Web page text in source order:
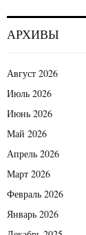
АРХИВЫ
Август 2026
Июль 2026
Июнь 2026
Май 2026
Апрель 2026
Март 2026
Февраль 2026
Январь 2026